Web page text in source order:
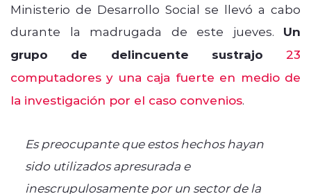
Ministerio de Desarrollo Social se llevó a cabo
durante la madrugada de este jueves. Un
grupo de delincuente sustrajo 23
computadores y una caja fuerte en medio de
la investigación por el caso convenios.
Es preocupante que estos hechos hayan
sido utilizados apresurada e
inescrupulosamente por un sector de la